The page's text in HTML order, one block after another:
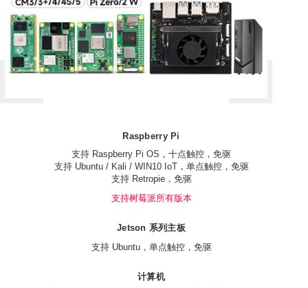
Raspberry Pi
支持 Raspberry Pi OS，十点触控，免驱
支持 Ubuntu / Kali / WIN10 IoT，单点触控，免驱
支持 Retropie，免驱
支持树莓派所有版本
Jetson 系列主板
支持 Ubuntu，单点触控，免驱
计算机